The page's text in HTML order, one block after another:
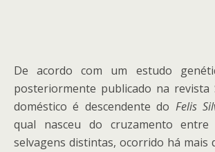
De acordo com um estudo
posteriormente publicado na revista
doméstico é descendente do Felis
qual nasceu do cruzamento entre
selvagens distintas, ocorrido há mais